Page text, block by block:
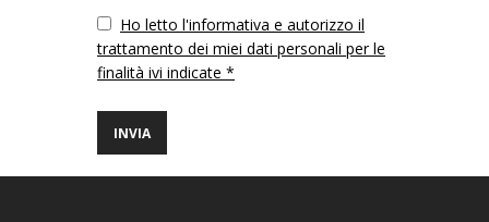
VuotoHo letto l'informativa e autorizzo il
trattamento dei miei dati personali per le
finalità ivi indicate *